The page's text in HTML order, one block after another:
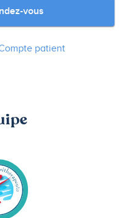
vous
patient